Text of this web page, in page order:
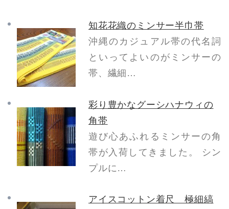
知花花織のミンサー半巾帯
沖縄のカジュアル帯の代名詞
といってよいのがミンサーの
帯、繊細…
彩り豊かなグーシハナウィの
角帯
遊び心あふれるミンサーの角
帯が入荷してきました。 シン
プルに…
アイスコットン着尺 極細縞